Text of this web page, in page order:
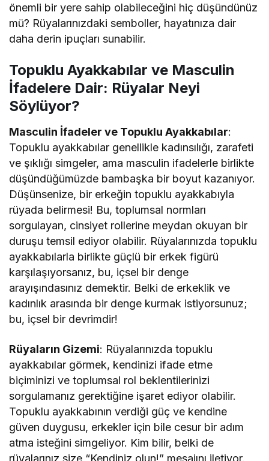
önemli bir yere sahip olabileceğini hiç düşündünüz
mü? Rüyalarınızdaki semboller, hayatınıza dair
daha derin ipuçları sunabilir.
Topuklu Ayakkabılar ve Masculin
İfadelere Dair: Rüyalar Neyi
Söylüyor?
Masculin İfadeler ve Topuklu Ayakkabılar:
Topuklu ayakkabılar genellikle kadınsılığı, zarafeti
ve şıklığı simgeler, ama masculin ifadelerle birlikte
düşündüğümüzde bambaşka bir boyut kazanıyor.
Düşünsenize, bir erkeğin topuklu ayakkabıyla
rüyada belirmesi! Bu, toplumsal normları
sorgulayan, cinsiyet rollerine meydan okuyan bir
duruşu temsil ediyor olabilir. Rüyalarınızda topuklu
ayakkabılarla birlikte güçlü bir erkek figürü
karşılaşıyorsanız, bu, içsel bir denge
arayışındasınız demektir. Belki de erkeklik ve
kadınlık arasında bir denge kurmak istiyorsunuz;
bu, içsel bir devrimdir!
Rüyaların Gizemi: Rüyalarınızda topuklu
ayakkabılar görmek, kendinizi ifade etme
biçiminizi ve toplumsal rol beklentilerinizi
sorgulamanız gerektiğine işaret ediyor olabilir.
Topuklu ayakkabının verdiği güç ve kendine
güven duygusu, erkekler için bile cesur bir adım
atma isteğini simgeliyor. Kim bilir, belki de
rüyalarınız size “Kendiniz olun!” mesajını iletiyor.